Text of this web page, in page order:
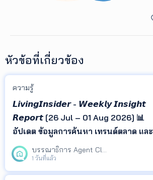
หัวข้อที่เกี่ยวข้อง
ความรู้
𝙇𝙞𝙫𝙞𝙣𝙜𝙄𝙣𝙨𝙞𝙙𝙚𝙧 - 𝙒𝙚𝙚𝙠𝙡𝙮 𝙄𝙣𝙨𝙞𝙜𝙝𝙩
𝙍𝙚𝙥𝙤𝙧𝙩 [26 Jul – 01 Aug 2026] 📊
อัปเดต ข้อมูลการค้นหา เทรนด์ตลาด และ
ทำเลยอดนิยม จาก LivingInsider พร้อม
Insight ที่ช่วยให้คุณเข้าใจพฤติกรรมผู้
ค้นหา และติดตามทิศทางตลาด
บรรณาธิการ Agent Club
1 วันที่แล้ว